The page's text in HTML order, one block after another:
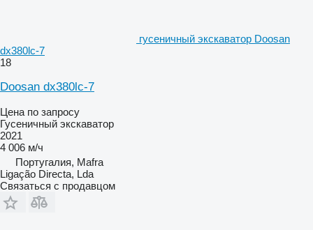
гусеничный экскаватор Doosan
dx380lc-7
18
Doosan dx380lc-7
Цена по запросу
Гусеничный экскаватор
2021
4 006 м/ч
Португалия, Mafra
Ligação Directa, Lda
Связаться с продавцом